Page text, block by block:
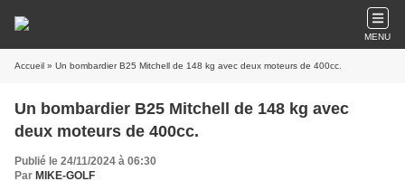
MENU
Accueil » Un bombardier B25 Mitchell de 148 kg avec deux moteurs de 400cc.
Un bombardier B25 Mitchell de 148 kg avec
deux moteurs de 400cc.
Publié le 24/11/2024 à 06:30
Par MIKE-GOLF